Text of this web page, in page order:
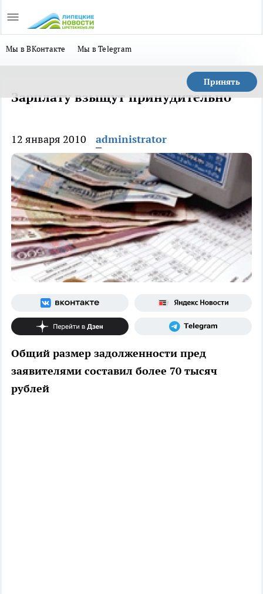
Мы в ВКонтакте Мы в Telegram
Принять
Зарплату взыщут принудительно
12 января 2010 administrator
Общий размер задолженности пред
заявителями составил более 70 тысяч
рублей